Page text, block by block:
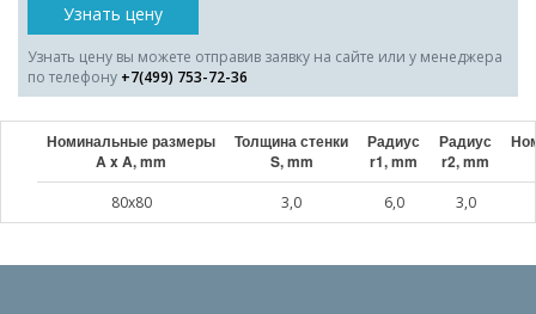
Узнать цену
Узнать цену вы можете отправив заявку на сайте или у менеджера
по телефону +7(499) 753-72-36
Номинальные размеры
A x A, mm
Толщина стенки
S, mm
Радиус
r1, mm
Радиус
r2, mm
80x80 3,0 6,0 3,0